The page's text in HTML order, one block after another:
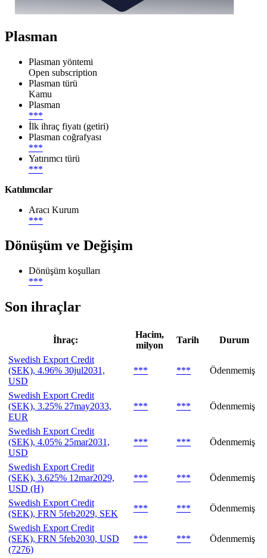
Plasman
Plasman yöntemi
Open subscription
Plasman türü
Kamu
Plasman
***
İlk ihraç fiyatı (getiri)
Plasman coğrafyası
***
Yatırımcı türü
***
Katılımcılar
Aracı Kurum
***
Dönüşüm ve Değişim
Dönüşüm koşulları
***
Son ihraçlar
İhraç:
Hacim,
milyon
Tarih
Durum
Swedish Export Credit
(SEK), 4.96% 30jul2031,
USD
*** *** Ödenmemiş
Swedish Export Credit
(SEK), 3.25% 27may2033,
EUR
*** *** Ödenmemiş
Swedish Export Credit
(SEK), 4.05% 25mar2031,
USD
*** *** Ödenmemiş
Swedish Export Credit
(SEK), 3.625% 12mar2029,
USD (H)
*** *** Ödenmemiş
Swedish Export Credit
(SEK), FRN 5feb2029, SEK
*** ***
Ödenmemiş
Swedish Export Credit
(SEK), FRN 5feb2030, USD
(7276)
*** *** Ödenmemiş